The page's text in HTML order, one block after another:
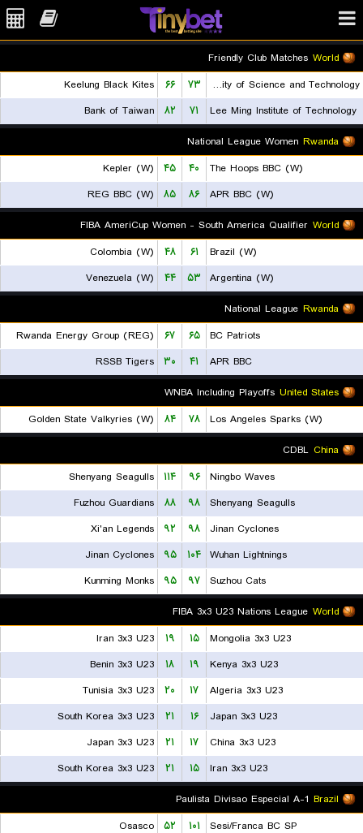
World
Friendly Club Matches
Chien Hsin University of Science and Technology
۷۳ ۶۶
Keelung Black Kites
Lee Ming Institute of Technology
۷۱ ۸۲
Bank of Taiwan
Rwanda
National League Women
The Hoops BBC (W)
۴۰ ۴۵
Kepler (W)
APR BBC (W)
۸۶ ۸۵
REG BBC (W)
World
FIBA AmeriCup Women - South America Qualifier
Brazil (W)
۶۱ ۴۸
Colombia (W)
Argentina (W)
۵۳ ۴۴
Venezuela (W)
Rwanda
National League
BC Patriots
۶۵ ۶۷
Rwanda Energy Group (REG)
APR BBC
۴۱ ۳۰
RSSB Tigers
United States
WNBA Including Playoffs
Los Angeles Sparks (W)
۷۸ ۸۴
Golden State Valkyries (W)
China
CDBL
Ningbo Waves
۹۶ ۱۱۴
Shenyang Seagulls
Shenyang Seagulls
۹۸ ۸۸
Fuzhou Guardians
Jinan Cyclones
۹۸ ۹۲
Xi'an Legends
Wuhan Lightnings ۱۰۴ ۹۵
Jinan Cyclones
Suzhou Cats
۹۷ ۹۵
Kunming Monks
World
FIBA 3x3 U23 Nations League
Mongolia 3x3 U23
۱۵ ۱۹
Iran 3x3 U23
Kenya 3x3 U23
۱۹ ۱۸
Benin 3x3 U23
Algeria 3x3 U23
۱۷ ۲۰
Tunisia 3x3 U23
Japan 3x3 U23
۱۶ ۲۱
South Korea 3x3 U23
China 3x3 U23
۱۷ ۲۱
Japan 3x3 U23
Iran 3x3 U23
۱۵ ۲۱
South Korea 3x3 U23
Brazil
Paulista Divisao Especial A-1
Sesi/Franca BC SP
۱۰۱ ۵۲
Osasco